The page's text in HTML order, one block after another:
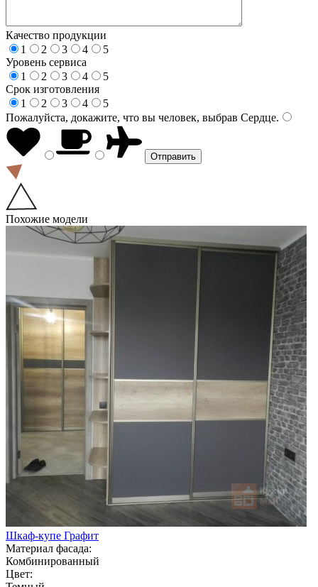
Качество продукции
1
2 3 4
5
Уровень сервиса
1
2 3 4
5
Срок изготовления
1
2 3 4
5
Пожалуйста, докажите, что вы человек, выбрав Сердце.
Похожие модели
Шкаф-купе Графит
Материал фасада:
Комбинированный
Цвет: